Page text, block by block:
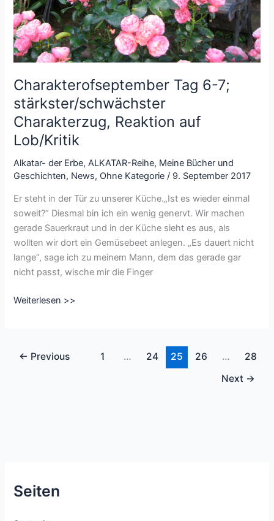
Charakterofseptember Tag 6-7;
stärkster/schwächster
Charakterzug, Reaktion auf
Lob/Kritik
Alkatar- der Erbe, ALKATAR-Reihe, Meine Bücher und
Geschichten, News, Ohne Kategorie / 9. September 2017
Er steht in der Tür zu unserer Küche.„Ist es wieder einmal
soweit?“ Diesmal bin ich ein wenig genervt. Wir machen
gerade Sauerkraut und in der Küche sieht es aus, als
wollten wir dort ein Gemüsebeet anlegen. „Es dauert nicht
lange“, sage ich zu meinem Mann, dem das gerade gar
nicht passt, wische mir die Finger
Charakterofseptember Tag
Charakterzug,
Weiterlesen >>
← Previous 1 … 24 25 26 …
28
Next →
Seiten